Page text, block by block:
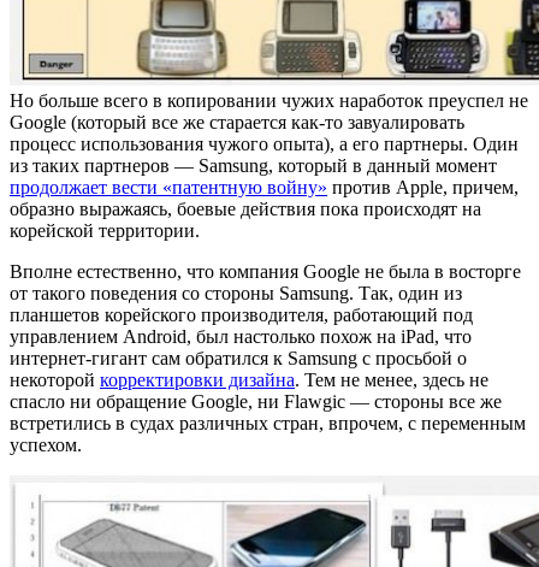
Но больше всего в копировании чужих наработок преуспел не
Google (который все же старается как-то завуалировать
процесс использования чужого опыта), а его партнеры. Один
из таких партнеров — Samsung, который в данный момент
продолжает вести «патентную войну» против Apple, причем,
образно выражаясь, боевые действия пока происходят на
корейской территории.
Вполне естественно, что компания Google не была в восторге
от такого поведения со стороны Samsung. Так, один из
планшетов корейского производителя, работающий под
управлением Android, был настолько похож на iPad, что
интернет-гигант сам обратился к Samsung с просьбой о
некоторой корректировки дизайна. Тем не менее, здесь не
спасло ни обращение Google, ни Flawgic — стороны все же
встретились в судах различных стран, впрочем, с переменным
успехом.